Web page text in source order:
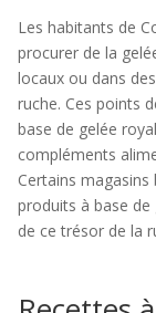
Les habitants de
procurer de la
locaux ou dans
ruche. Ces points
base de gelée
compléments
Certains
produits à base
de ce trésor de la